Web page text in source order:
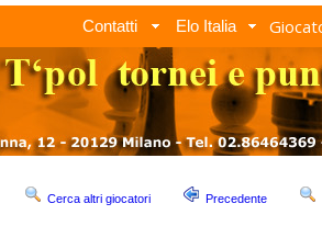
Contatti Elo Italia
Cerca altri giocatori Precedente